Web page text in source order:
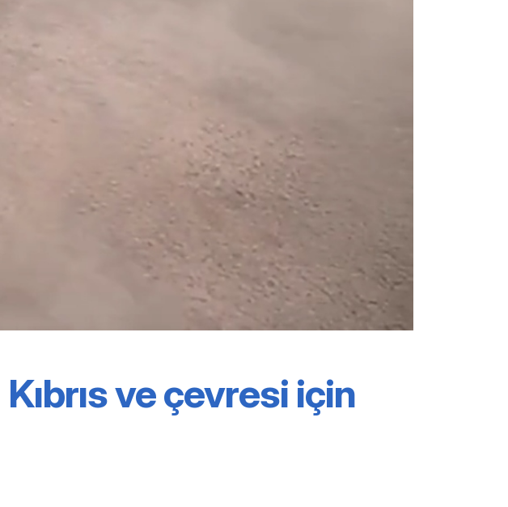
Kıbrısve çevresi için